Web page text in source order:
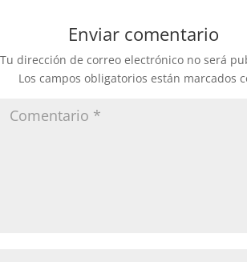
Enviar comentario
Tu dirección de correo electrónico no será
Los campos obligatorios están marcados